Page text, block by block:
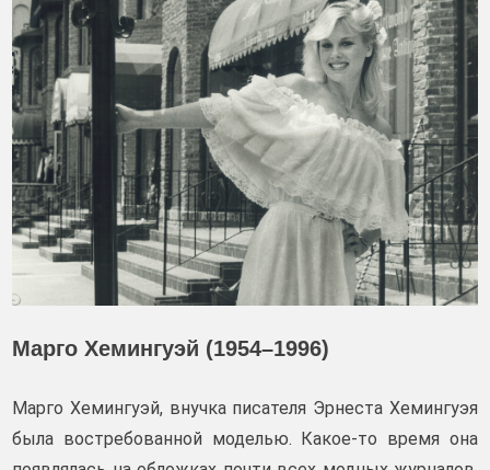
Марго Хемингуэй (1954–1996)
Марго Хемингуэй, внучка писателя Эрнеста Хемингуэя
была востребованной моделью. Какое-то время она